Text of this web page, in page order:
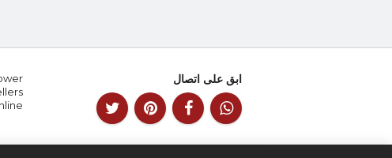
ابق على اتصال